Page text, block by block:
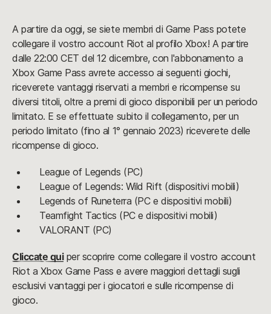
A partire da oggi, se siete membri di Game Pass potete
collegare il vostro account Riot al profilo Xbox! A partire
dalle 22:00 CET del 12 dicembre, con l'abbonamento a
Xbox Game Pass avrete accesso ai seguenti giochi,
riceverete vantaggi riservati a membri e ricompense su
diversi titoli, oltre a premi di gioco disponibili per un periodo
limitato. E se effettuate subito il collegamento, per un
periodo limitato (fino al 1° gennaio 2023) riceverete delle
ricompense di gioco.
League of Legends (PC)
League of Legends: Wild Rift (dispositivi mobili)
Legends of Runeterra (PC e dispositivi mobili)
Teamfight Tactics (PC e dispositivi mobili)
VALORANT (PC)
Cliccate quiper scoprire come collegare il vostro account
Riot a Xbox Game Pass e avere maggiori dettagli sugli
esclusivi vantaggi per i giocatori e sulle ricompense di
gioco.